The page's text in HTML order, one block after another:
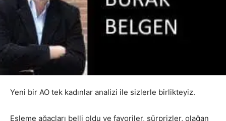
Yeni bir AO tek kadınlar analizi ile sizlerle birlikteyiz.
Eşleme ağaçları belli oldu ve favoriler, sürprizler, olağan